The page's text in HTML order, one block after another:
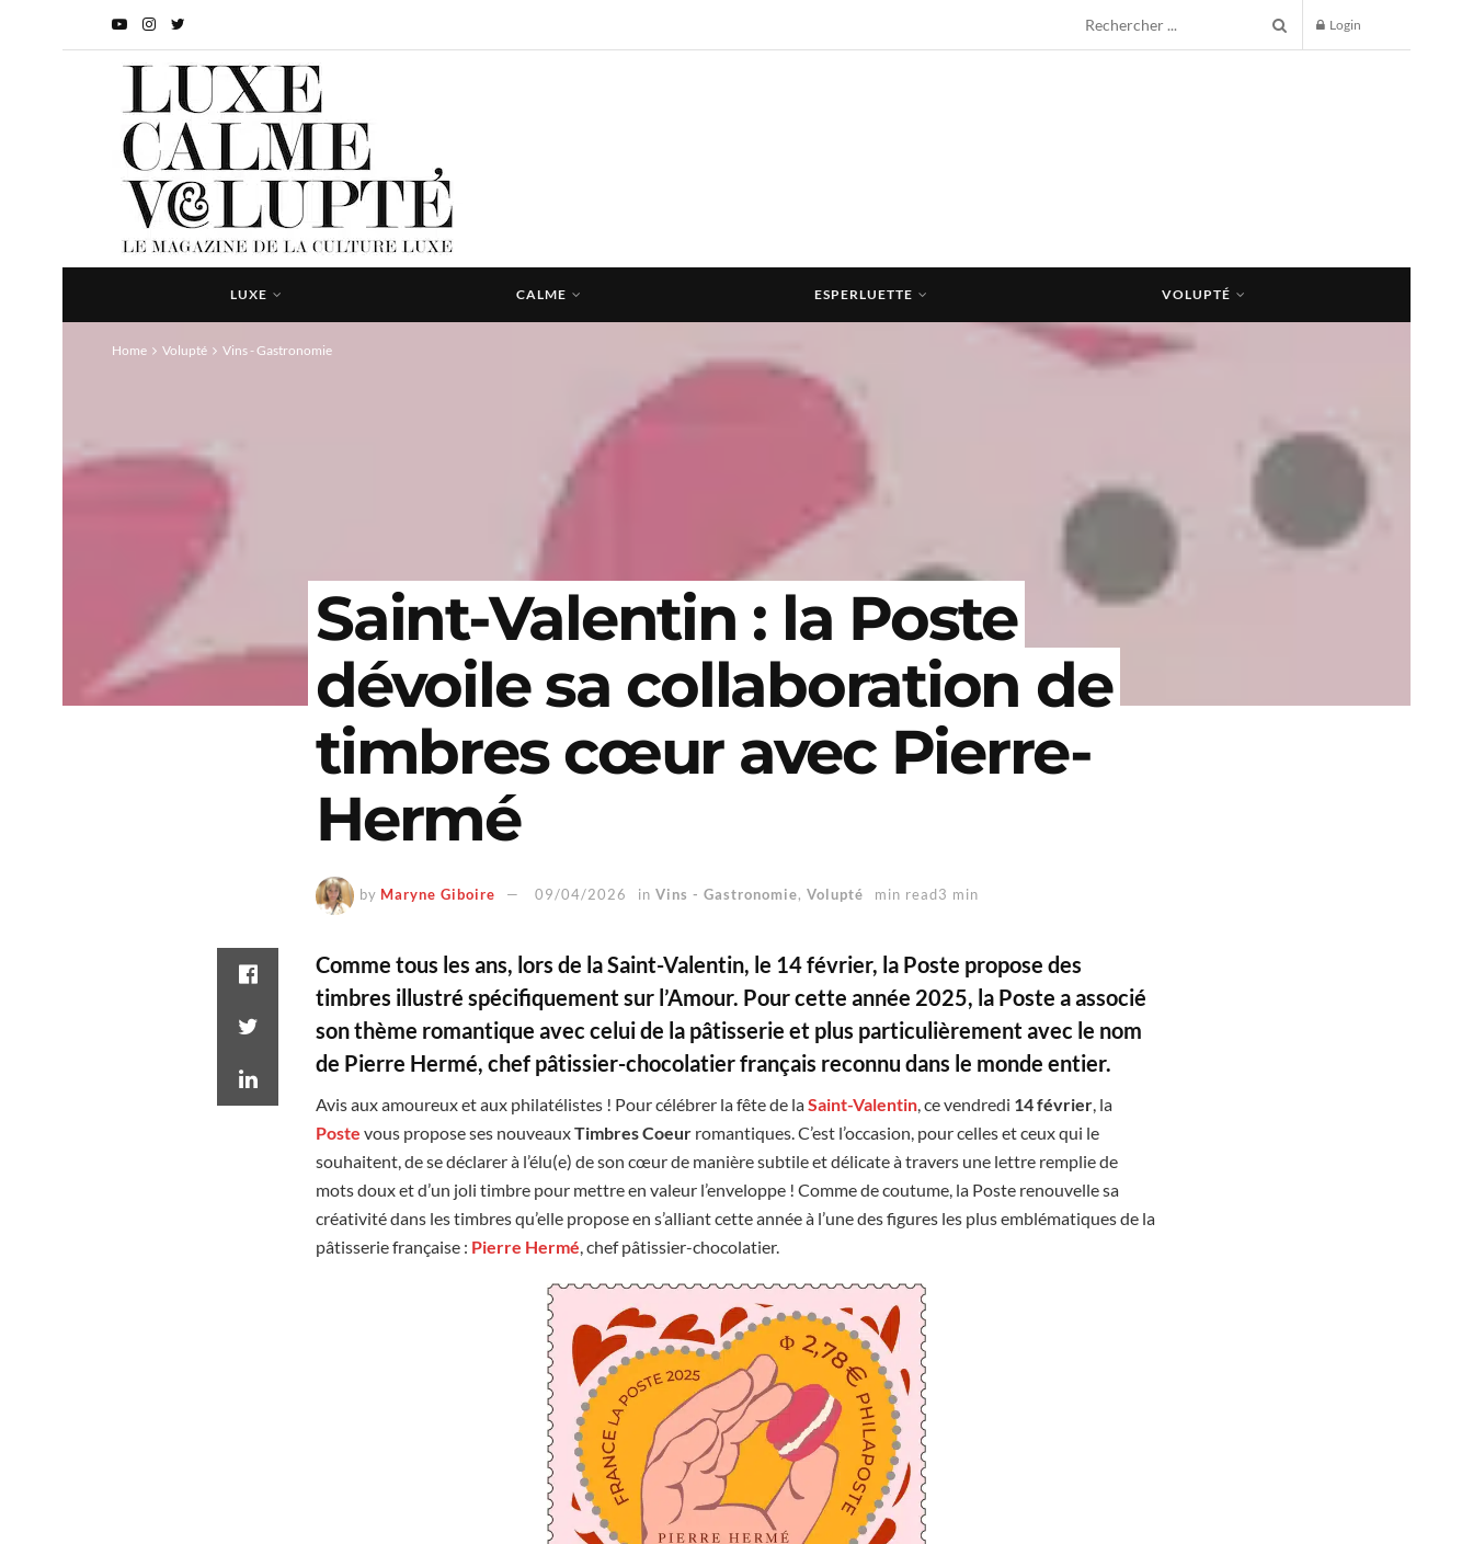
Login
LUXE CALME ESPERLUETTE VOLUPTÉ
Home Volupté Vins - Gastronomie
Saint-Valentin : la Poste
dévoile sa collaboration de
timbres cœur avec Pierre-
Hermé
by Maryne Giboire 09/04/2026 in Vins - Gastronomie,Volupté min read3 min
Comme tous les ans, lors de la Saint-Valentin, le 14 février, la Poste propose des
timbres illustré spécifiquementsur l’Amour. Pour cette année 2025, la Poste a associé
sonthème romantique avec celui de la pâtisserie et plus particulièrement avec le nom
de Pierre Hermé, chef pâtissier-chocolatier français reconnu dans le monde entier.
Avis aux amoureux et aux philatélistes ! Pour célébrer la fête de laSaint-Valentin, ce vendredi 14 février, la
Poste vous propose ses nouveauxTimbres Coeur romantiques. C’est l’occasion, pour celles et ceux qui le
souhaitent, de se déclarer à l’élu(e) de son cœur de manière subtile et délicate à travers une lettre remplie de
mots doux et d’un joli timbre pour mettre en valeur l’enveloppe ! Comme de coutume, la Poste renouvelle sa
créativité dans les timbres qu’elle propose en s’alliant cette année à l’une des figures les plus emblématiques de la
pâtisserie française : Pierre Hermé, chef pâtissier-chocolatier.